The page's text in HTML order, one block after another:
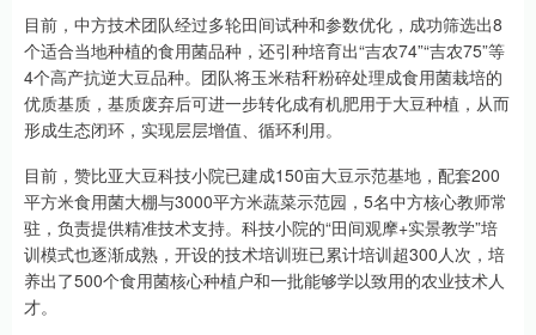
目前，中方技术团队经过多轮田间试种和参数优化，成功筛选出8
个适合当地种植的食用菌品种，还引种培育出“吉农74”“吉农75”等
4个高产抗逆大豆品种。团队将玉米秸秆粉碎处理成食用菌栽培的
优质基质，基质废弃后可进一步转化成有机肥用于大豆种植，从而
形成生态闭环，实现层层增值、循环利用。
目前，赞比亚大豆科技小院已建成150亩大豆示范基地，配套200
平方米食用菌大棚与3000平方米蔬菜示范园，5名中方核心教师常
驻，负责提供精准技术支持。科技小院的“田间观摩+实景教学”培
训模式也逐渐成熟，开设的技术培训班已累计培训超300人次，培
养出了500个食用菌核心种植户和一批能够学以致用的农业技术人
才。